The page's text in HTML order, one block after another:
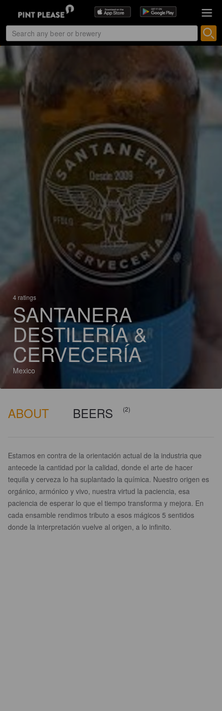
4 ratings
SANTANERA
DESTILERÍA &
CERVECERÍA
Mexico
ABOUT BEERS (2)
Estamos en contra de la orientación actual de la industria que
antecede la cantidad por la calidad, donde el arte de hacer
tequila y cerveza lo ha suplantado la química. Nuestro origen es
orgánico, armónico y vivo, nuestra virtud la paciencia, esa
paciencia de esperar lo que el tiempo transforma y mejora. En
cada ensamble rendimos tributo a esos mágicos 5 sentidos
donde la interpretación vuelve al origen, a lo infinito.